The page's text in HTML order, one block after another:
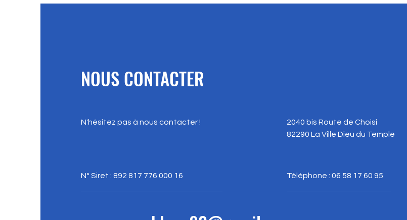
NOUS CONTACTER
N'hésitez pas à nous contacter !
N° Siret : 892 817 776 000 16
2040 bis Route de Choisi
82290 La Ville Dieu du Temple
Téléphone : 06 58 17 60 95